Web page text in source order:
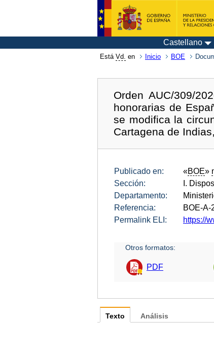
Castellano
Está Vd. en Inicio BOE
Orden AUC/309/
honorarias de
se modifica la
Cartagena de
Publicado en: «BOE»
Sección:
I.
Departamento:
Referencia:
BOE-A-
Permalink ELI:
https://
Otros formatos:
PDF
Texto Análisis